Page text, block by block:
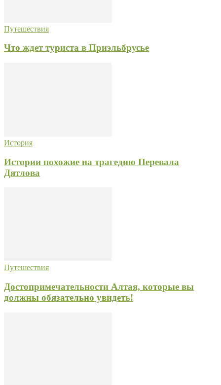
Путешествия
Что ждет туриста в Приэльбрусье
История
Истории похожие на трагедию Перевала
Дятлова
Путешествия
Достопримечательности Алтая, которые вы
должны обязательно увидеть!